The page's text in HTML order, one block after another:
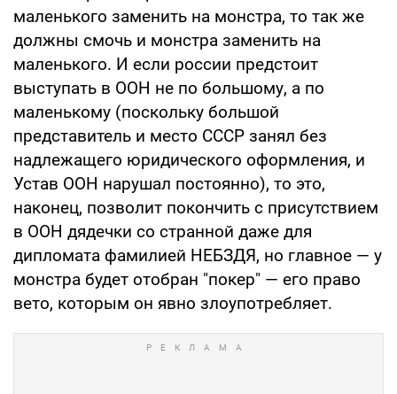
маленького заменить на монстра, то так же
должны смочь и монстра заменить на
маленького. И если россии предстоит
выступать в ООН не по большому, а по
маленькому (поскольку большой
представитель и место СССР занял без
надлежащего юридического оформления, и
Устав ООН нарушал постоянно), то это,
наконец, позволит покончить с присутствием
в ООН дядечки со странной даже для
дипломата фамилией НЕБЗДЯ, но главное — у
монстра будет отобран "покер" — его право
вето, которым он явно злоупотребляет.